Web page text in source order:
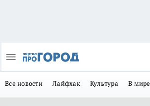
Все новости Лайфхак Культура В мире